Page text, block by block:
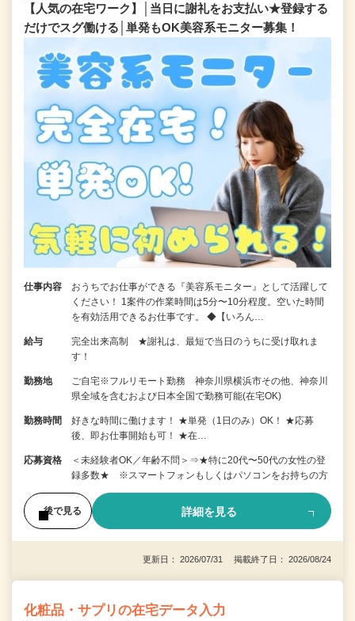
【人気の在宅ワーク】│当日に謝礼をお支払い★登録する
だけでスグ働ける│単発もOK美容系モニター募集！
仕事内容
おうちでお仕事ができる『美容系モニター』として活躍して
ください！ 1案件の作業時間は5分〜10分程度。空いた時間
を有効活用できるお仕事です。 ◆【いろん…
給与
完全出来高制 ★謝礼は、最短で当日のうちに受け取れま
す！
勤務地
ご自宅※フルリモート勤務 神奈川県横浜市その他、神奈川
県全域を含むおよび日本全国で勤務可能(在宅OK)
勤務時間
好きな時間に働けます！ ★単発（1日のみ）OK！ ★応募
後、即お仕事開始も可！ ★在…
応募資格
＜未経験者OK／年齢不問＞⇒★特に20代〜50代の女性の登
録多数★ ※スマートフォンもしくはパソコンをお持ちの方
後で見る 詳細を見る
更新日： 2026/07/31 掲載終了日： 2026/08/24
化粧品・サプリの在宅データ入力